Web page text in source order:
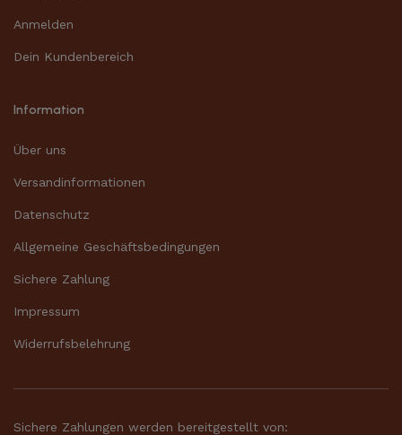
Anmelden
Dein Kundenbereich
Information
Über uns
Versandinformationen
Datenschutz
Allgemeine Geschäftsbedingungen
Sichere Zahlung
Impressum
Widerrufsbelehrung
Sichere Zahlungen werden bereitgestellt von: